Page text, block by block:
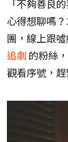
「不夠善良
心得想聊嗎
團，線上跟
追劇 的粉絲
觀看序號，